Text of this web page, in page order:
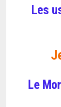
Les
Le